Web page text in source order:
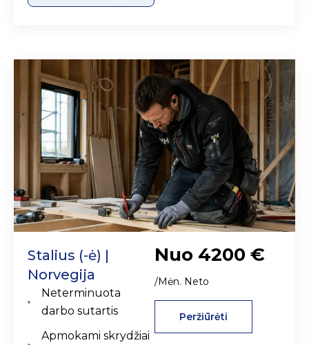
Stalius (-ė) |
Norvegija
Neterminuota
darbo sutartis
Apmokami skrydžiai
Nuo 4200 €
/Mėn. Neto
Peržiūrėti